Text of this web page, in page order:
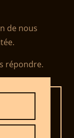
de nous
répondre.